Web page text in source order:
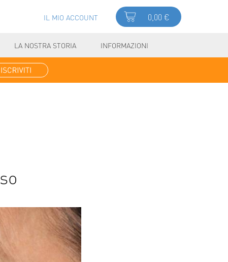
IL MIO ACCOUNT 0,00 €
LA NOSTRA STORIA INFORMAZIONI